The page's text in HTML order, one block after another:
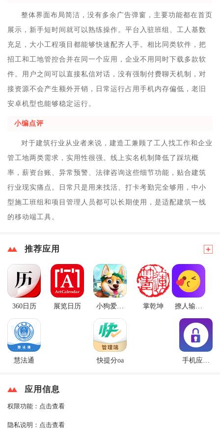
整体界面布局简洁，没有多余广告弹窗，主要功能都在首页
展示，新手短时间就可以熟练操作。平台入驻班组、工人基数
充足，大小工程项目都能够快速配齐人手。相比同类软件，把
招工和工地管控合并在同一个应用，企业不用同时下载多款软
件。用户之间可以直接私信对话，没有强制付费聊天机制，对
接资源不会产生额外开销，日常运行占用手机内存偏低，老旧
安卓机型也能够稳定运行。
小编点评
对于建筑行业从业者来说，建造工兼顾了工人找工作和企业
管工地两类需求，实用性很强。线上实名机制降低了踩坑概
率，薪资台账、异常预警、法律咨询这些细节功能，贴合建筑
行业现实痛点。日常只是用来找活、打卡考勤完全够用，中小
型施工班组和项目管理人员都可以长期使用，是适配建筑一线
的移动端工具。
推荐应用
360日历 展览日历
小狗爱旅
掌乾坤
撩人输入
慧法通 快提分oa
手机应用
应用信息
权限功能： 点击查看
隐私说明： 点击查看